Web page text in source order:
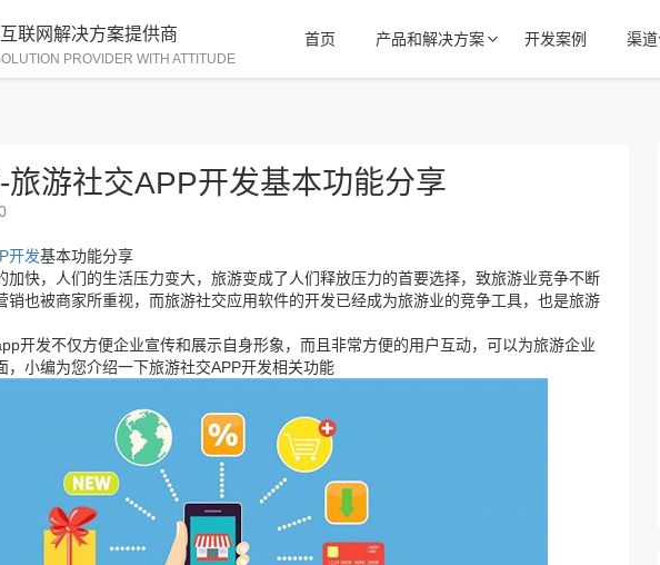
联网解决方案提供商
PROVIDER WITH ATTITUDE
首页 产品和解决方案 开发案例 渠
旅游社交APP开发基本功能分享
开发基本功能分享
加快，人们的生活压力变大，旅游变成了人们释放压力的首要选择，致旅游业竞争不断
销也被商家所重视，而旅游社交应用软件的开发已经成为旅游业的竞争工具，也是旅游
开发不仅方便企业宣传和展示自身形象，而且非常方便的用户互动，可以为旅游企业
，小编为您介绍一下旅游社交APP开发相关功能